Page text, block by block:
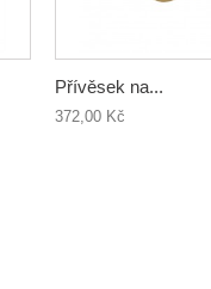
Přívěsek na...
372,00 Kč